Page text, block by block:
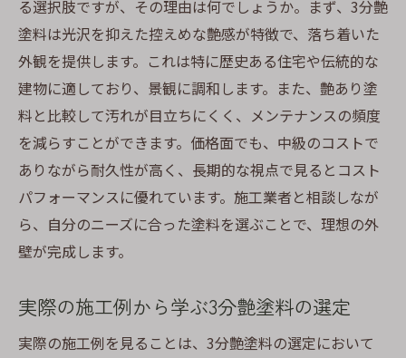
る選択肢ですが、その理由は何でしょうか。まず、3分艶
塗料は光沢を抑えた控えめな艶感が特徴で、落ち着いた
外観を提供します。これは特に歴史ある住宅や伝統的な
建物に適しており、景観に調和します。また、艶あり塗
料と比較して汚れが目立ちにくく、メンテナンスの頻度
を減らすことができます。価格面でも、中級のコストで
ありながら耐久性が高く、長期的な視点で見るとコスト
パフォーマンスに優れています。施工業者と相談しなが
ら、自分のニーズに合った塗料を選ぶことで、理想の外
壁が完成します。
実際の施工例から学ぶ3分艶塗料の選定
実際の施工例を見ることは、3分艶塗料の選定において